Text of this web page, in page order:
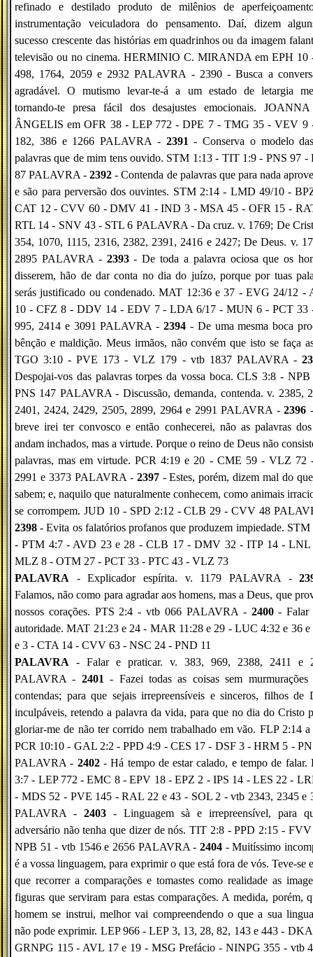
refinado e destilado produto de milênios de
instrumentação veiculadora do pensamento. Daí, dizem
sucesso crescente das histórias em quadrinhos ou da imagem
televisão ou no cinema. HERMINIO C. MIRANDA em EPH 10
498, 1764, 2059 e 2932 PALAVRA - 2390 - Busca a
agradável. O mutismo levar-te-á a um estado de letargia
tornando-te presa fácil dos desajustes emocionais.
ÂNGELIS em OFR 38 - LEP 772 - DPE 7 - TMG 35 - VEV 9
182, 386 e 1266 PALAVRA - 2391 - Conserva o modelo
palavras que de mim tens ouvido. STM 1:13 - TIT 1:9 - PNS 97 -
87 PALAVRA -2392 - Contenda de palavras que para nada
e são para perversão dos ouvintes. STM 2:14 - LMD 49/10 -
CAT 12 - CVV 60 - DMV 41 - IND 3 - MSA 45 - OFR 15 -
RTL 14 - SNV 43 - STL 6 PALAVRA - Da cruz. v. 1769; De
354, 1070, 1115, 2316, 2382, 2391, 2416 e 2427; De Deus. v.
2895 PALAVRA - 2393- De toda a palavra ociosa que os
disserem, hão de dar conta no dia do juízo, porque por tuas
serás justificado ou condenado. MAT 12:36 e 37 - EVG 24/12 -
10 - CFZ 8 - DDV 14 - EDV 7 - LDA 6/17 - MUN 6 - PCT 33
995, 2414 e 3091 PALAVRA - 2394 - De uma mesma boca
bênção e maldição. Meus irmãos, não convém que isto se faça
TGO 3:10 - PVE 173 - VLZ 179 - vtb 1837 PALAVRA -
Despojai-vos das palavras torpes da vossa boca. CLS 3:8 -
PNS 147 PALAVRA - Discussão, demanda, contenda. v. 2385,
2401, 2424, 2429, 2505, 2899, 2964 e 2991 PALAVRA - 2396
breve irei ter convosco e então conhecerei, não as palavras
andam inchados, mas a virtude. Porque o reino de Deus não
palavras, mas em virtude. PCR 4:19 e 20 - CME 59 - VLZ 72
2991 e 3373 PALAVRA - 2397- Estes, porém, dizem mal do
sabem; e, naquilo que naturalmente conhecem, como animais
se corrompem. JUD 10 - SPD 2:12 - CLB 29 - CVV 48
2398 - Evita os falatórios profanos que produzem impiedade. STM
- PTM 4:7 - AVD 23 e 28 - CLB 17 - DMV 32 - ITP 14 - LNL
MLZ 8 - OTM 27 - PCT 33 - PTC 43 - VLZ 73
PALAVRA - Explicador espírita. v. 1179 PALAVRA -
Falamos, não como para agradar aos homens, mas a Deus, que
nossos corações. PTS 2:4 - vtb 066 PALAVRA - 2400- Falar
autoridade. MAT 21:23 e 24 - MAR 11:28 e 29 - LUC 4:32 e 36 e
e 3 - CTA 14 - CVV 63 - NSC 24 - PND 11
PALAVRA - Falar e praticar. v. 383, 969, 2388, 2411 e
PALAVRA - 2401 - Fazei todas as coisas sem murmurações
contendas; para que sejais irrepreensíveis e sinceros, filhos de
inculpáveis, retendo a palavra da vida, para que no dia do Cristo
gloriar-me de não ter corrido nem trabalhado em vão. FLP 2:14
PCR 10:10 - GAL 2:2 - PPD 4:9 - CES 17 - DSF 3 - HRM 5 -
PALAVRA - 2402- Há tempo de estar calado, e tempo de falar.
3:7 - LEP 772 - EMC 8 - EPV 18 - EPZ 2 - IPS 14 - LES 22 -
- MDS 52 - PVE 145 - RAL 22 e 43 - SOL 2 - vtb 2343, 2345 e
PALAVRA - 2403 - Linguagem sà e irrepreensível, para
adversário não tenha que dizer de nós. TIT 2:8 - PPD 2:15 -
NPB 51 - vtb 1546 e 2656 PALAVRA - 2404 - Muitíssimo
é a vossa linguagem, para exprimir o que está fora de vós. Teve-se
que recorrer a comparações e tomastes como realidade as
figuras que serviram para estas comparações. A medida, porém,
homem se instrui, melhor vai compreendendo o que a sua
não pode exprimir. LEP 966 - LEP 3, 13, 28, 82, 143 e 443 -
GRNPG 115 - AVL 17 e 19 - MSG Prefácio - NINPG 355 - vtb